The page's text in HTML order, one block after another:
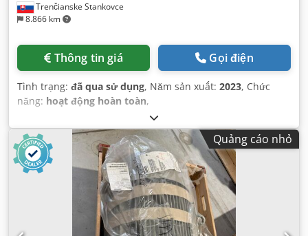
Trenčianske Stankovce
8.866 km
Thông tin giá Gọi điện
Tình trạng: đã qua sử dụng, Năm sản xuất: 2023, Chức
năng: hoạt động hoàn toàn,
Quảng cáo nhỏ